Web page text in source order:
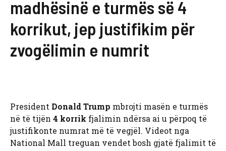
madhësinë e turmës së 4
korrikut, jep justifikim për
zvogëlimin e numrit
President Donald Trump mbrojti masën e turmës
në të tijën 4 korrik fjalimin ndërsa ai u përpoq të
justifikonte numrat më të vegjël. Videot nga
National Mall treguan vendet bosh gjatë fjalimit të